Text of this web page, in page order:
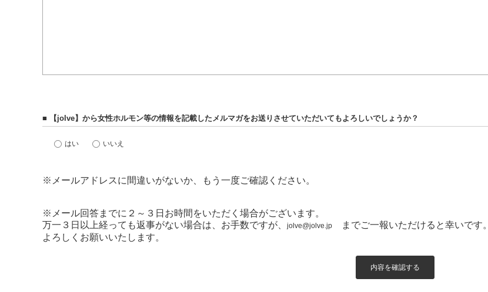
■ 【jolve】から女性ホルモン等の情報を記載したメルマガをお送りさせていただいてもよろしいでしょうか？
はい いいえ
※メールアドレスに間違いがないか、もう一度ご確認ください。
※メール回答までに２～３日お時間をいただく場合がございます。
万一３日以上経っても返事がない場合は、お手数ですが、
jolve@jolve.jp
までご一報いただけると幸いです。
よろしくお願いいたします。